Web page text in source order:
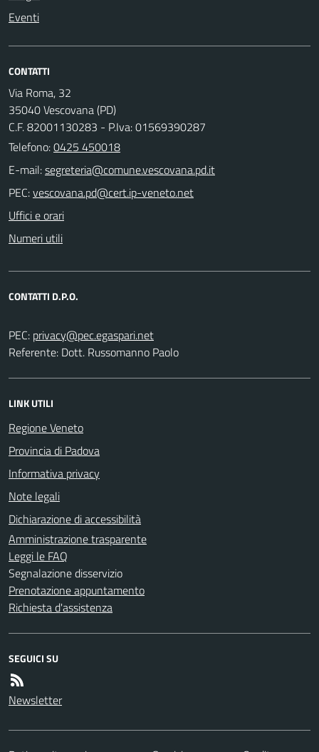
Eventi
CONTATTI
Via Roma, 32
35040 Vescovana (PD)
C.F. 82001130283 - P.Iva: 01569390287
Telefono:0425 450018
E-mail:
PEC:
Uffici e orari
Numeri utili
CONTATTI D.P.O.
PEC:
Referente: Dott. Russomanno Paolo
LINK UTILI
Regione Veneto
Provincia di Padova
Informativa privacy
Note legali
Dichiarazione di accessibilità
Amministrazione trasparente
Leggi le FAQ
Segnalazione disservizio
Prenotazione appuntamento
Richiesta d'assistenza
SEGUICI SU
Newsletter